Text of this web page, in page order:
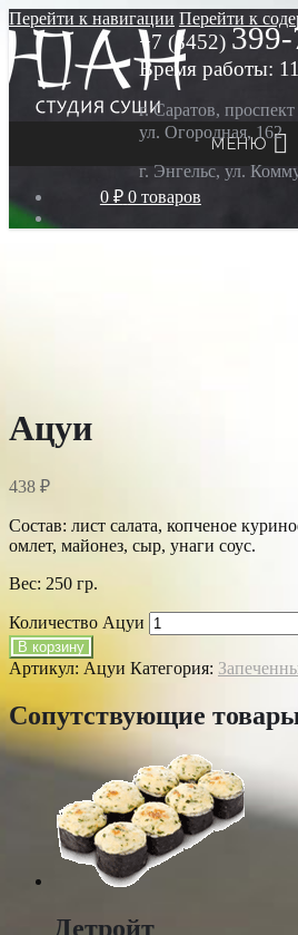
Перейти к навигации Перейти к
МЕНЮ
0 ₽ 0 товаров
+7 (8452)
Время работы:
г. Саратов,
ул. Огородная, 162
г. Энгельс, ул.
Ацуи
438 ₽
Состав: лист салата, копченое
омлет, майонез, сыр, унаги соус.
Вес: 250 гр.
Количество Ацуи
В корзину
Артикул: Ацуи Категория:
Сопутствующие
Детройт